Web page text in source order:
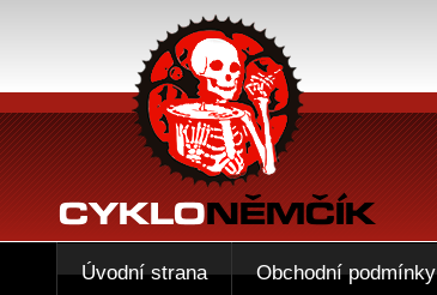
Úvodní strana Obchodní podmínky